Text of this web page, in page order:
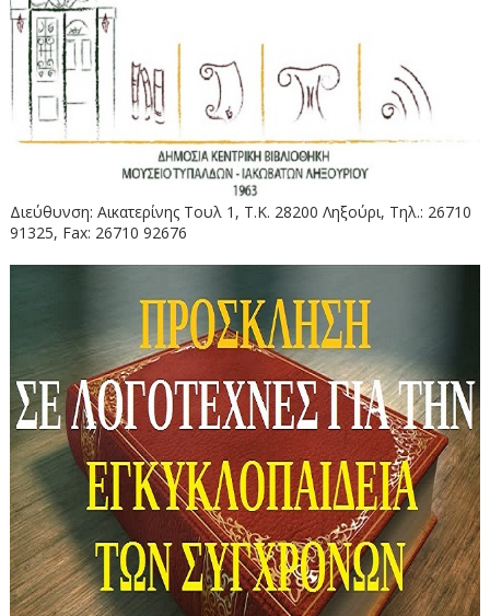
Διεύθυνση: Αικατερίνης Τουλ 1, Τ.Κ. 28200 Ληξούρι, Τηλ.: 26710
91325, Fax: 26710 92676